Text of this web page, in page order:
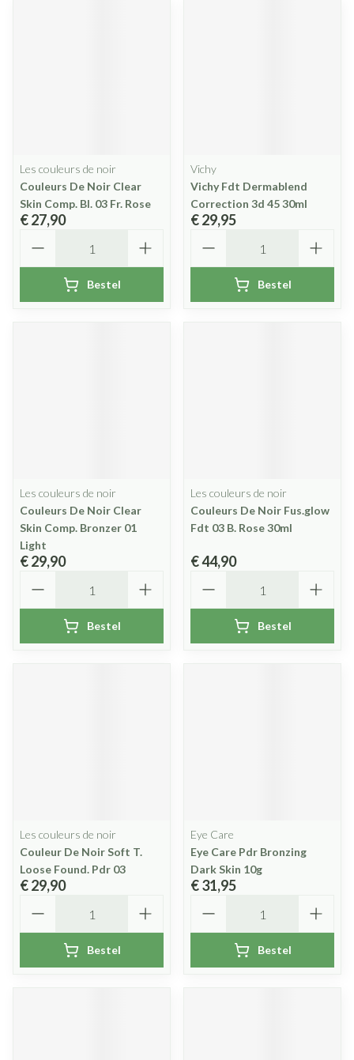
Les couleurs de noir
Couleurs De Noir Clear
Skin Comp. Bl. 03 Fr. Rose
€ 27,90
Bestel
Vichy
Vichy Fdt Dermablend
Correction 3d 45 30ml
€ 29,95
Bestel
Les couleurs de noir
Couleurs De Noir Clear
Skin Comp. Bronzer 01
Light
€ 29,90
Bestel
Les couleurs de noir
Couleurs De Noir Fus.glow
Fdt 03 B. Rose 30ml
€ 44,90
Bestel
Les couleurs de noir
Couleur De Noir Soft T.
Loose Found. Pdr 03
€ 29,90
Bestel
Eye Care
Eye Care Pdr Bronzing
Dark Skin 10g
€ 31,95
Bestel